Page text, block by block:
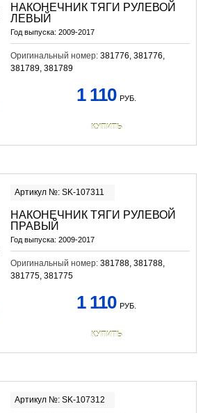
НАКОНЕЧНИК ТЯГИ РУЛЕВОЙ
ЛЕВЫЙ
Год выпуска: 2009-2017
Оригинальный номер: 381776, 381776,
381789, 381789
1 110 РУБ.
КУПИТЬ
Артикул №: SK-107311
НАКОНЕЧНИК ТЯГИ РУЛЕВОЙ
ПРАВЫЙ
Год выпуска: 2009-2017
Оригинальный номер: 381788, 381788,
381775, 381775
1 110 РУБ.
КУПИТЬ
Артикул №: SK-107312